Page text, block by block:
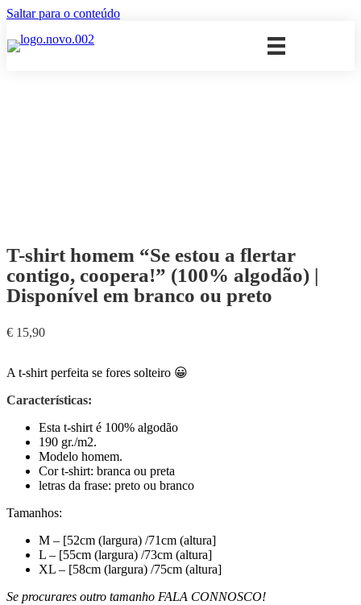
Saltar para o conteúdo
T-shirt homem “Se estou a flertar
contigo, coopera!” (100% algodão) |
Disponível em branco ou preto
€ 15,90
A t-shirt perfeita se fores solteiro 😀
Características:
Esta t-shirt é 100% algodão
190 gr./m2.
Modelo homem.
Cor t-shirt: branca ou preta
letras da frase: preto ou branco
Tamanhos:
M – [52cm (largura) /71cm (altura]
L – [55cm (largura) /73cm (altura]
XL – [58cm (largura) /75cm (altura]
Se procurares outro tamanho FALA CONNOSCO!